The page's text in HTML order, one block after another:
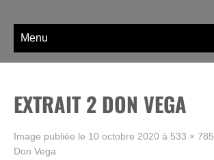
contentMenu
EXTRAIT 2 DON VEGA
Image publiée le 10 octobre 2020 à 533 × 785
Don Vega